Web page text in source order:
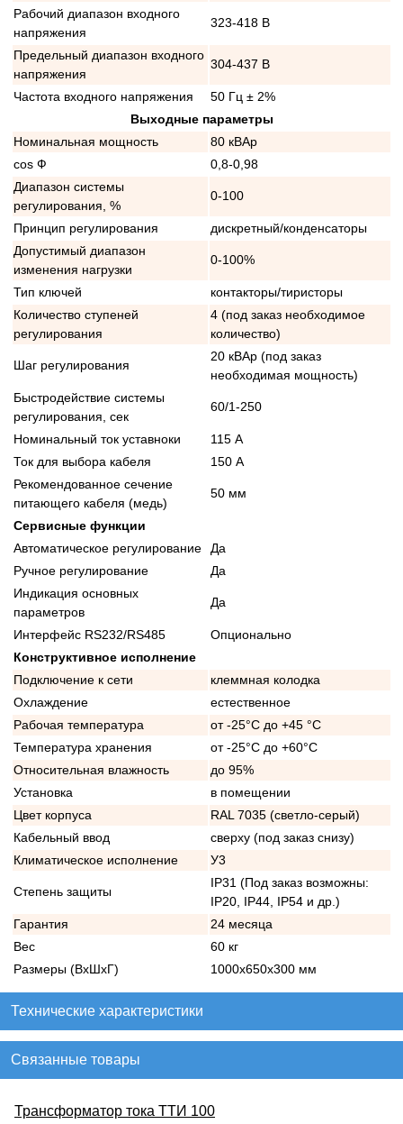
Рабочий диапазон входного
напряжения
323-418 В
Предельный диапазон входного
напряжения
304-437 В
Частота входного напряжения
50 Гц ± 2%
Выходные параметры
Номинальная мощность
80 кВАр
cos Ф
0,8-0,98
Диапазон системы
регулирования, %
0-100
Принцип регулирования
дискретный/конденсаторы
Допустимый диапазон
изменения нагрузки
0-100%
Тип ключей
контакторы/тиристоры
Количество ступеней
регулирования
4 (под заказ необходимое
количество)
Шаг регулирования
20 кВАр (под заказ
необходимая мощность)
Быстродействие системы
регулирования, сек
60/1-250
Номинальный ток уставноки
115 А
Ток для выбора кабеля
150 А
Рекомендованное сечение
питающего кабеля (медь)
50 мм
Сервисные функции
Автоматическое регулирование
Да
Ручное регулирование
Да
Индикация основных
параметров
Да
Интерфейс RS232/RS485
Опционально
Конструктивное исполнение
Подключение к сети
клеммная колодка
Охлаждение
естественное
Рабочая температура
от -25°C до +45 °C
Температура хранения
от -25°C до +60°C
Относительная влажность
до 95%
Установка
в помещении
Цвет корпуса
RAL 7035 (светло-серый)
Кабельный ввод
сверху (под заказ снизу)
Климатическое исполнение
У3
Степень защиты
IP31 (Под заказ возможны:
IP20, IP44, IP54 и др.)
Гарантия
24 месяца
Вес
60 кг
Размеры (ВхШхГ)
1000х650х300 мм
Технические характеристики
Связанные товары
Трансформатор тока ТТИ 100